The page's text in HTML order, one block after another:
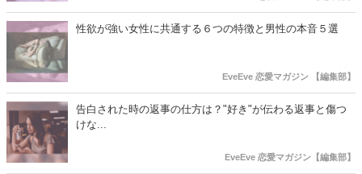
性欲が強い女性に共通する６つの特徴と男性の本音５選
EveEve 恋愛マガジン 【編集部】
告白された時の返事の仕方は？"好き"が伝わる返事と傷つ
けな...
EveEve 恋愛マガジン【編集部】